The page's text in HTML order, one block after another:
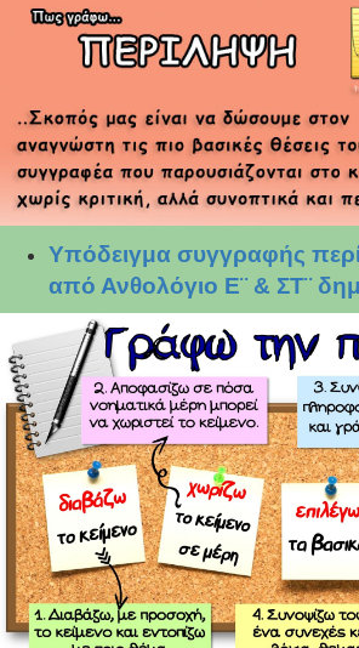
Υπόδειγμα συγγραφής
από Ανθολόγιο Ε¨ & ΣΤ¨